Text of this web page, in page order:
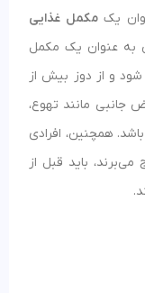
یکمکمل غذایی
به عنوان یک مکمل
و از دوز بیش از
جانبی مانند تهوع،
همچنین، افرادی
باید قبل از